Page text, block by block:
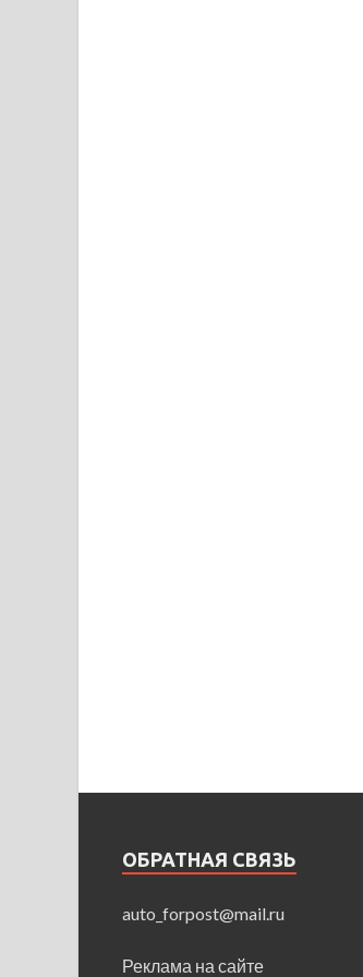
ОБРАТНАЯ СВЯЗЬ
auto_forpost@mail.ru
Реклама на сайте